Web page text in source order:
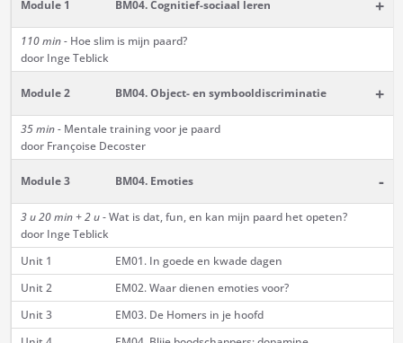
Module 1 BM04. Cognitief-sociaal leren +
110 min -Hoe slim is mijn paard?
door Inge Teblick
Module 2 BM04. Object- en symbooldiscriminatie +
35 min -Mentale training voor je paard
door Françoise Decoster
Module 3 BM04. Emoties -
3 u 20 min + 2 u- Wat is dat, fun, en kan mijn paard het opeten?
door Inge Teblick
Unit 1
EM01. In goede en kwade dagen
Unit 2
EM02. Waar dienen emoties voor?
Unit 3
EM03. De Homers in je hoofd